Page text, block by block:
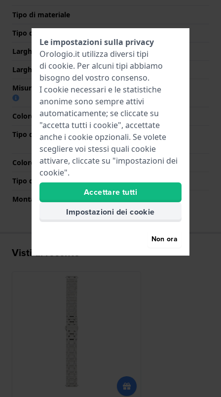
Tipo di materiale
Tipo di cinturino
Larghezza cinturino
17 mm
Larghezza tra Anse
17 mm
Misura cinturino alla fibbia
17 mm
Colore cinturino
Argento
Tipo di chiusura
Chiusura a farfalla con
bottoni
Colore Chiusura
Argento
Tipo di montatura
Perni a molla
Montatura dritta
Visti di recente
Le impostazioni sulla privacy
Orologio.it utilizza diversi tipi
di cookie. Per alcuni tipi abbiamo
bisogno del vostro consenso.
I cookie necessari e le statistiche
anonime sono sempre attivi
automaticamente; se cliccate su
"accetta tutti i cookie", accettate
anche i cookie opzionali. Se volete
scegliere voi stessi quali cookie
attivare, cliccate su "impostazioni dei
cookie".
Accettare tutti
Impostazioni dei cookie
Non ora